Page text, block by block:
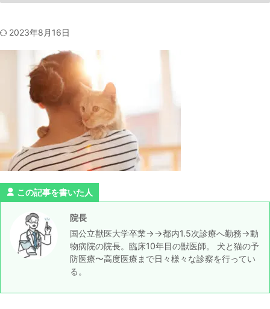
2023年8月16日
この記事を書いた人
院長
国公立獣医大学卒業→→都内1.5次診療へ勤務→動
物病院の院長。臨床10年目の獣医師。 犬と猫の予
防医療〜高度医療まで日々様々な診察を行ってい
る。